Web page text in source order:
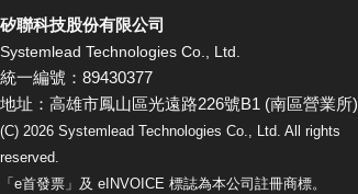
矽聯科技股份有限公司
Systemlead Technologies Co., Ltd.
統一編號：89430377
地址：高雄市鳳山區光遠路226號B1 (南區營業所)
(C) 2026 Systemlead Technologies Co., Ltd. All rights
reserved.
「e首發票」及 eINVOICE 標誌為本公司註冊商標。